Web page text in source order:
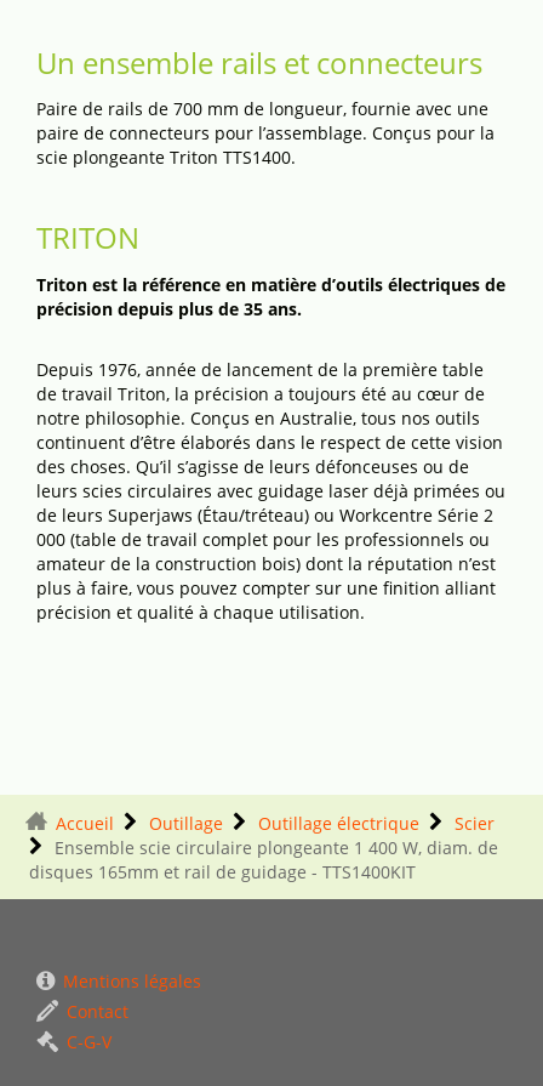
Un ensemble rails et connecteurs
Paire de rails de 700 mm de longueur, fournie avec une
paire de connecteurs pour l’assemblage. Conçus pour la
scie plongeante Triton TTS1400.
TRITON
Triton est la référence en matière d’outils électriques de
précision depuis plus de 35 ans.
Depuis 1976, année de lancement de la première table
de travail Triton, la précision a toujours été au cœur de
notre philosophie. Conçus en Australie, tous nos outils
continuent d’être élaborés dans le respect de cette vision
des choses. Qu’il s’agisse de leurs défonceuses ou de
leurs scies circulaires avec guidage laser déjà primées ou
de leurs Superjaws (Étau/tréteau) ou Workcentre Série 2
000 (table de travail complet pour les professionnels ou
amateur de la construction bois) dont la réputation n’est
plus à faire, vous pouvez compter sur une finition alliant
précision et qualité à chaque utilisation.
Accueil Outillage Outillage électrique
Scier
Ensemble scie circulaire plongeante 1 400 W, diam. de
disques 165mm et rail de guidage - TTS1400KIT
Mentions légales
Contact
C-G-V